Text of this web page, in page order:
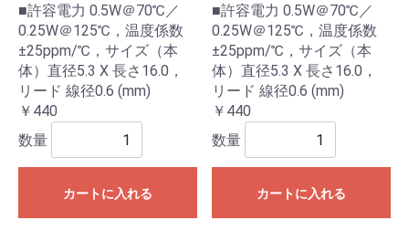
■許容電力 0.5W＠70℃／
0.25W＠125℃，温度係数
±25ppm/℃，サイズ（本
体）直径5.3 X 長さ16.0，
リード 線径0.6 (mm)
￥440
数量
カートに入れる
■許容電力 0.5W＠70℃／
0.25W＠125℃，温度係数
±25ppm/℃，サイズ（本
体）直径5.3 X 長さ16.0，
リード 線径0.6 (mm)
￥440
数量
カートに入れる